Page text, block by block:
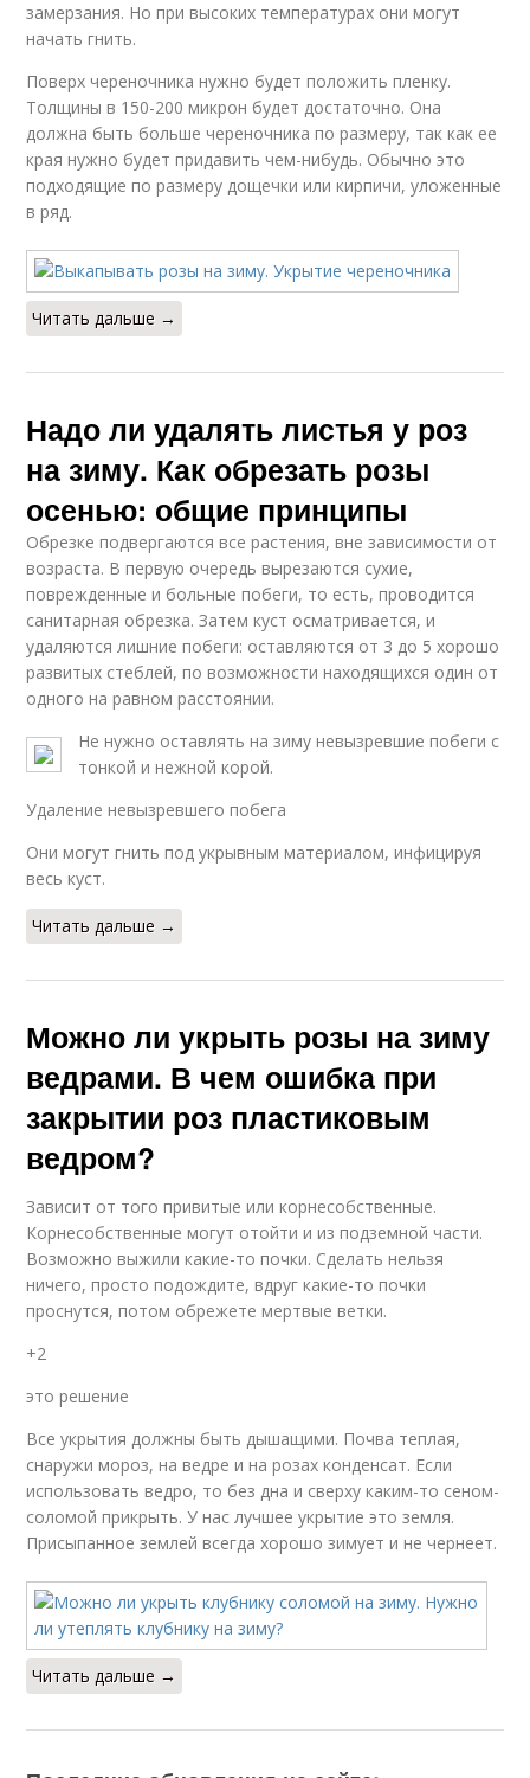
замерзания. Но при высоких температурах они могут
начать гнить.
Поверх череночника нужно будет положить пленку.
Толщины в 150-200 микрон будет достаточно. Она
должна быть больше череночника по размеру, так как ее
края нужно будет придавить чем-нибудь. Обычно это
подходящие по размеру дощечки или кирпичи, уложенные
в ряд.
Читать дальше →
Надо ли удалять листья у роз
на зиму. Как обрезать розы
осенью: общие принципы
Обрезке подвергаются все растения, вне зависимости от
возраста. В первую очередь вырезаются сухие,
поврежденные и больные побеги, то есть, проводится
санитарная обрезка. Затем куст осматривается, и
удаляются лишние побеги: оставляются от 3 до 5 хорошо
развитых стеблей, по возможности находящихся один от
одного на равном расстоянии.
Не нужно оставлять на зиму невызревшие побеги с
тонкой и нежной корой.
Удаление невызревшего побега
Они могут гнить под укрывным материалом, инфицируя
весь куст.
Читать дальше →
Можно ли укрыть розы на зиму
ведрами. В чем ошибка при
закрытии роз пластиковым
ведром?
Зависит от того привитые или корнесобственные.
Корнесобственные могут отойти и из подземной части.
Возможно выжили какие-то почки. Сделать нельзя
ничего, просто подождите, вдруг какие-то почки
проснутся, потом обрежете мертвые ветки.
+2
это решение
Все укрытия должны быть дышащими. Почва теплая,
снаружи мороз, на ведре и на розах конденсат. Если
использовать ведро, то без дна и сверху каким-то сеном-
соломой прикрыть. У нас лучшее укрытие это земля.
Присыпанное землей всегда хорошо зимует и не чернеет.
Читать дальше →